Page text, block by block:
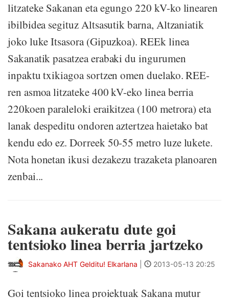
litzateke Sakanan eta egungo 220 kV-ko linearen
ibilbidea segituz Altsasutik barna, Altzaniatik
joko luke Itsasora (Gipuzkoa). REEk linea
Sakanatik pasatzea erabaki du ingurumen
inpaktu txikiagoa sortzen omen duelako. REE-
ren asmoa litzateke 400 kV-eko linea berria
220koen paraleloki eraikitzea (100 metrora) eta
lanak despeditu ondoren aztertzea haietako bat
kendu edo ez. Dorreek 50-55 metro luze lukete.
Nota honetan ikusi dezakezu trazaketa planoaren
zenbai...
Sakana aukeratu dute goi
tentsioko linea berria jartzeko
Sakanako AHT Gelditu! Elkarlana 2013-05-13 20:25
Goi tentsioko linea proiektuak Sakana mutur